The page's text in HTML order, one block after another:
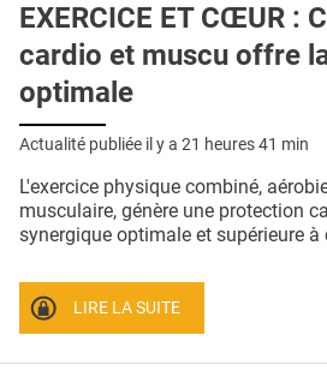
E-REVUE SAD
THÉMA
L'APP
PUBLICITÉ
CONTACT
EXERCICE ET CŒUR :
cardio et muscu offre
optimale
Actualité publiée il y a 21 heures 41 min
L'exercice physique combiné,
musculaire, génère une protection
synergique optimale et supérieure à
LIRE LA SUITE